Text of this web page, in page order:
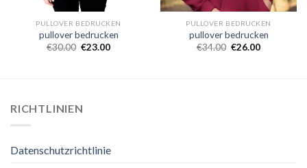
PULLOVER BEDRUCKEN
pullover bedrucken
€30.00 €23.00
PULLOVER BEDRUCKEN
pullover bedrucken
€34.00 €26.00
RICHTLINIEN
Datenschutzrichtlinie